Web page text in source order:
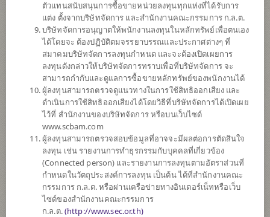
+9.29%
ข้อมูล ณ วันที่ 5 สิงหาคม 2569
มูลค่าหน่วยลงทุน
11.7934
-0.0824
ข้อมูล ณ วันที่ 5 ส.ค. 2569
*ตามสกุลเงินของกองทุน
ข้อมูลสรุป
ผลการดำเนินงาน
ตัวแทนสนับสนุนการซื้อขายหน่วยลงทุนทุกแห่งที่ได้รับการ
แต่ง ตั้งจากบริษัทจัดการ และสำนักงานคณะกรรมการ ก.ล.ต.
บริษัทจัดการอนุญาตให้พนักงานลงทุนในหลักทรัพย์เพื่อตนเอง
ได้โดยจะ ต้องปฏิบัติตมจรรยาบรรณและประกาศต่างๆ ที่
สมาคมบริษัทจัดการลงทุนกำหนด และจะต้องเปิดเผยการ
ลงทุนดังกล่าวให้บริษัทจัดการทราบเพื่อที่บริษัทจัดการ จะ
สามารถกำกับและดูแลการซื้อขายหลักทรัพย์ของพนักงานได้
ผู้ลงทุนสามารถตรวจดูแนวทางในการใช้สิทธิออกเสียง และ
ดำเนินการใช้สิทธิออกเสียงได้โดยวิธีที่บริษัทจัดการได้เปิดเผย
ไว้ที่ สำนักงานของบริษัทจัดการ หรือบนเว็บไซด์
www.scbam.com
ผู้ลงทุนสามารถตรวจสอบข้อมูลที่อาจจะมีผลต่อการตัดสินใจ
ลงทุน เช่น รายงานการทำธุรกรรมกับบุคคลที่เกี่ยวข้อง
(Connected person) และรายงานการลงทุนตามอัตราส่วนที่
กำหนดในวัตถุประสงค์การลงทุน เป็นต้น ได้ที่สำนักงานคณะ
กรรมการ ก.ล.ต. หรือผ่านเครือข่ายทางอินเตอร์เน็ทหรือเว็บ
ไซด์ของสำนักงานคณะกรรมการ
ก.ล.ต.(http://www.sec.or.th)